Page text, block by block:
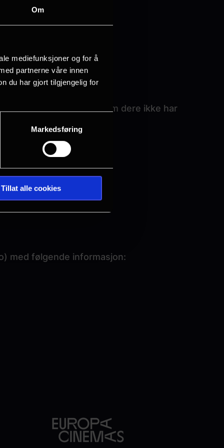
Om
mediefunksjoner og for å
partnerne våre innen
du har gjort tilgjengelig for
Markedsføring
Tillat alle cookies
kr 25,- pr person, dersom dere ikke har
uken etter.
med følgende informasjon: